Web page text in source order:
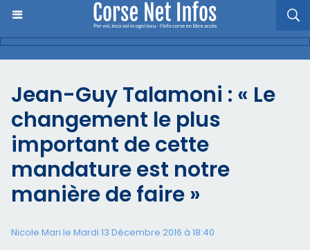
Jean-Guy Talamoni : « Le
changement le plus
important de cette
mandature est notre
manière de faire »
Nicole Mari le Mardi 13 Décembre 2016 à 18:40